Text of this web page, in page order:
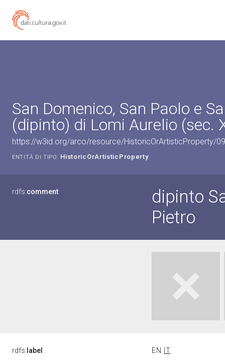
San Domenico, San Paolo e
(dipinto) di Lomi Aurelio (sec.
https://w3id.org/arco/resource/HistoricOrArtisticProperty/
ENTITÀ DI TIPO: HistoricOrArtisticProperty
rdfs:comment
dipinto
Pietro
rdfs: label EN IT